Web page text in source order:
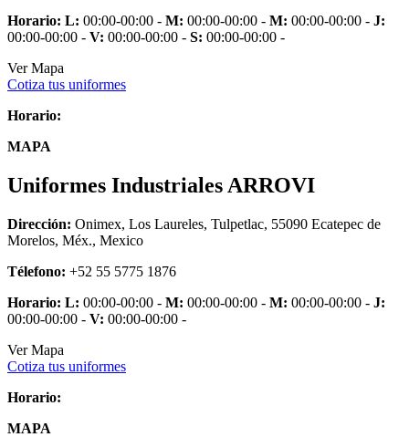
Horario: L: 00:00-00:00 - M: 00:00-00:00 - M: 00:00-00:00 - J:
00:00-00:00 - V: 00:00-00:00 - S: 00:00-00:00 -
Ver Mapa
Cotiza tus uniformes
Horario:
MAPA
Uniformes Industriales ARROVI
Dirección: Onimex, Los Laureles, Tulpetlac, 55090 Ecatepec de
Morelos, Méx., Mexico
Télefono: +52 55 5775 1876
Horario: L: 00:00-00:00 - M: 00:00-00:00 - M: 00:00-00:00 - J:
00:00-00:00 - V: 00:00-00:00 -
Ver Mapa
Cotiza tus uniformes
Horario:
MAPA